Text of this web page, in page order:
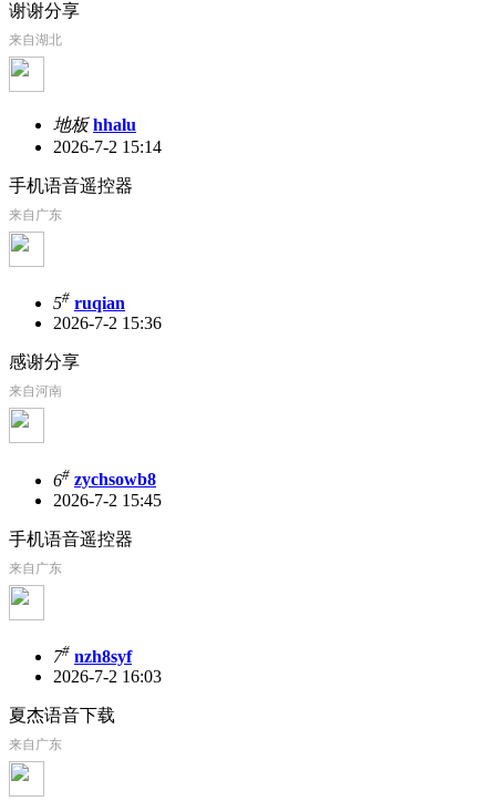
谢谢分享
来自湖北
地板 hhalu
2026-7-2 15:14
手机语音遥控器
来自广东
5# ruqian
2026-7-2 15:36
感谢分享
来自河南
6# zychsowb8
2026-7-2 15:45
手机语音遥控器
来自广东
7# nzh8syf
2026-7-2 16:03
夏杰语音下载
来自广东